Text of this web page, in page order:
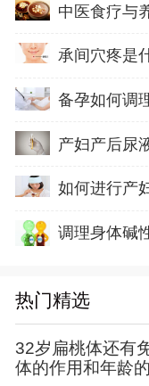
中医食疗与
备孕如何调
调理身体碱
热门精选
32岁扁桃体还有
体的作用和年龄的